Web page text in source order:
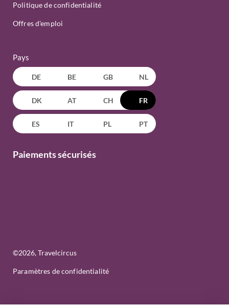
Politique de confidentialité
Offres d'emploi
Pays
DE BE GB NL
DK AT CH FR
ES IT PL PT
Paiements sécurisés
©2026, Travelcircus
Paramètres de confidentialité